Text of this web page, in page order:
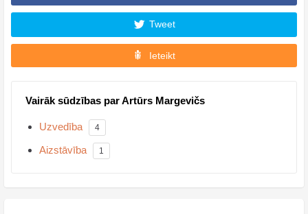
Tweet
Ieteikt
Vairāk sūdzības par Artūrs Margevičs
Uzvedība 4
Aizstāvība 1